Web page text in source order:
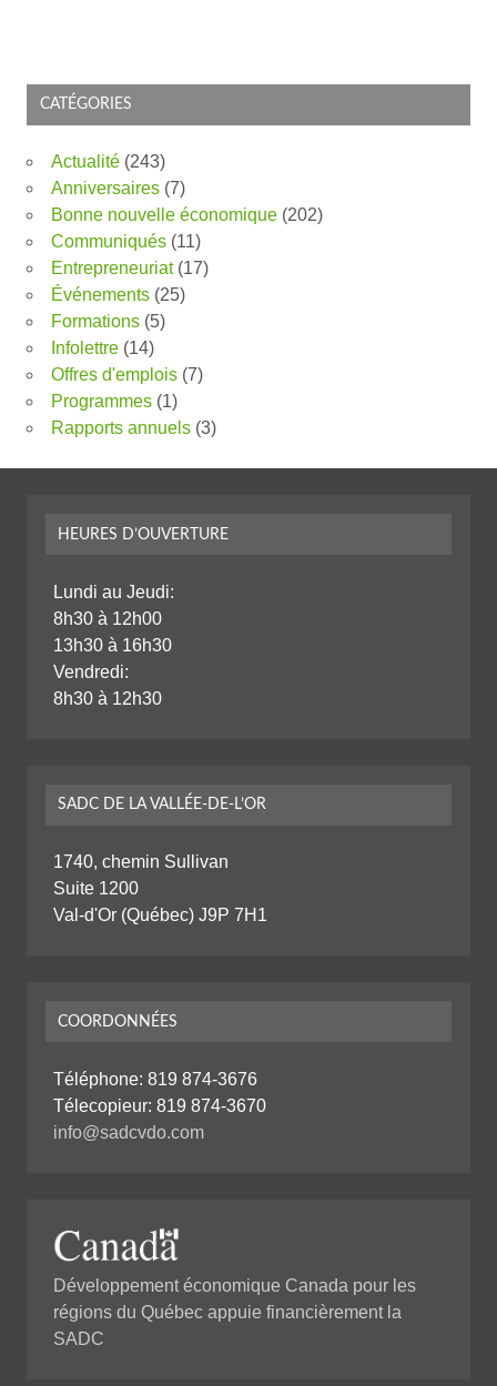
CATÉGORIES
Actualité (243)
Anniversaires (7)
Bonne nouvelle économique (202)
Communiqués (11)
Entrepreneuriat(17)
Événements (25)
Formations (5)
Infolettre (14)
Offres d'emplois (7)
Programmes (1)
Rapports annuels (3)
HEURES D’OUVERTURE
Lundi au Jeudi:
8h30 à 12h00
13h30 à 16h30
Vendredi:
8h30 à 12h30
SADC DE LA VALLÉE-DE-L’OR
1740, chemin Sullivan
Suite 1200
Val-d'Or (Québec) J9P 7H1
COORDONNÉES
Téléphone: 819 874-3676
Télecopieur: 819 874-3670
info@sadcvdo.com
Développement économique Canada pour les
régions du Québec appuie financièrement la
SADC